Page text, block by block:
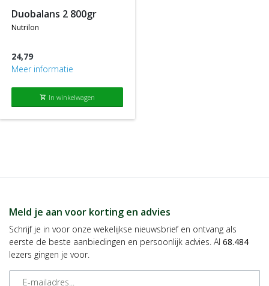
duobalans 2 800gr
nutrilon
24,79
Meer informatie
shopping_cart In winkelwagen
Meld je aan voor korting en advies
Schrijf je in voor onze wekelijkse nieuwsbrief en ontvang als
eerste de beste aanbiedingen en persoonlijk advies. Al 68.484
lezers gingen je voor.
E-mailadres